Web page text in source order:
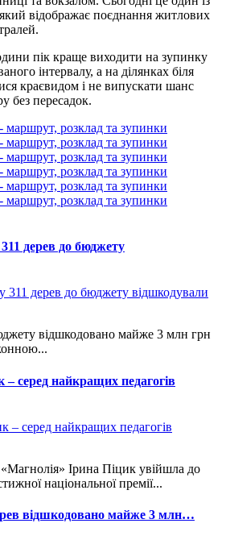
відображає поєднання житлових
пік краще виходити на зупинку
інтервалу, а на ділянках біля
краєвидом і не випускати шанс
без пересадок.
розклад та зупинки
розклад та зупинки
розклад та зупинки
розклад та зупинки
розклад та зупинки
розклад та зупинки
дерев до бюджету
відшкодовано майже 3 млн грн
серед найкращих педагогів
Ірина Піцик увійшла до
національної премії...
відшкодовано майже 3 млн…